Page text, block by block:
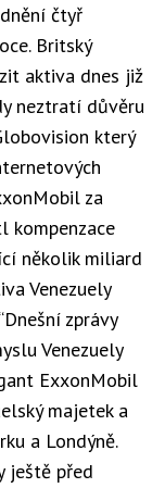
čtyř
Britský
aktiva dnes již
neztratí důvěru
který
za
kompenzace
několik miliard
Venezuely
zprávy
Venezuely
ExxonMobil
majetek a
a Londýně.
ještě před